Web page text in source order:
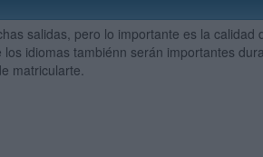
salidas, pero lo importante es la calidad
idiomas tambiénn serán importantes
matricularte.